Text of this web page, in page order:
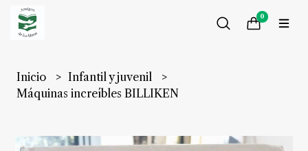
0
Inicio
Infantil y juvenil
Máquinas increíbles BILLIKEN